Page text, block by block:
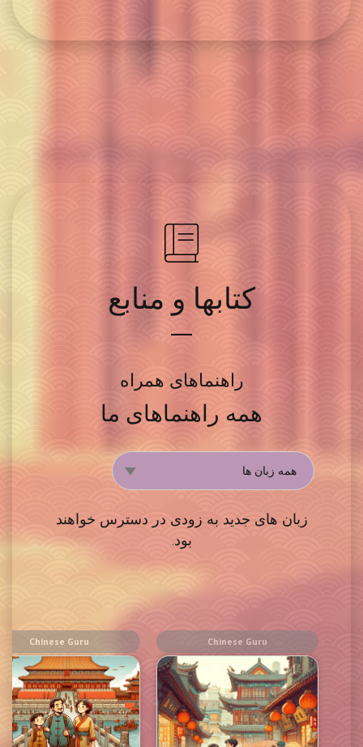
کتابها و منابع
راهنماهای همراه
همه راهنماهای ما
زبان های جدید به زودی در دسترس خواهند
بود.
Chinese Guru
Chinese Guru